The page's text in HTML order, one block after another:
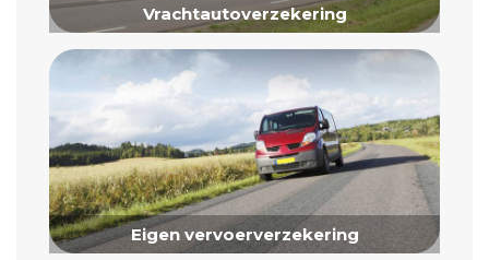
Vrachtautoverzekering
Eigen vervoerverzekering